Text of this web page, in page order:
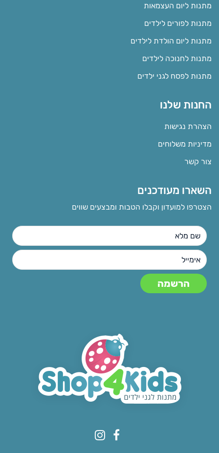
מתנות ליום העצמאות
מתנות לפורים לילדים
מתנות ליום הולדת לילדים
מתנות לחנוכה לילדים
מתנות לפסח לגני ילדים
החנות שלנו
הצהרת נגישות
מדיניות משלוחים
צור קשר
השארו מעודכנים
הצטרפו למועדון וקבלו הטבות ומבצעים שווים